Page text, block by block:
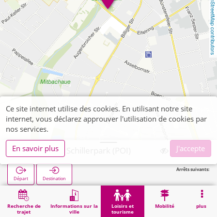
OpenStreetMap contributors
Recherche de
trajet
Informations sur la
ville
Loisirs et
tourisme
Mobilité plus
Euskirchen, Schillerpark (POI)
Départ Destination
Arrêts suivants:
Démarrage Loisirs et tourisme Loisirs de proximité Euskirchen, Schillerpark (POI)
Ce site internet utilise des cookies. En utilisant notre site
internet, vous déclarez approuver l'utilisation de cookies par
nos services.
En savoir plus
J'accepte